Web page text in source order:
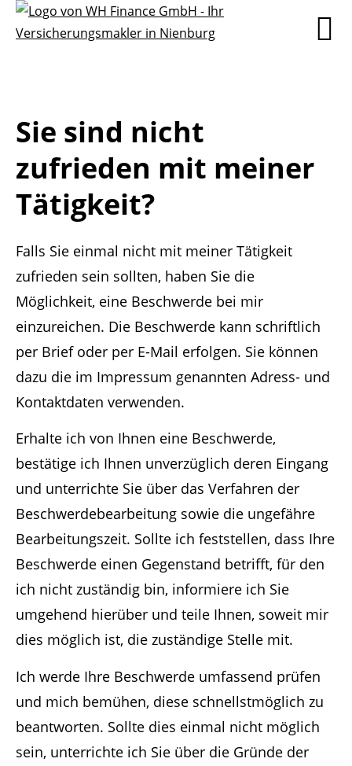
Sie sind nicht
zufrieden mit meiner
Tätigkeit?
Falls Sie einmal nicht mit meiner Tätigkeit
zufrieden sein sollten, haben Sie die
Möglichkeit, eine Beschwerde bei mir
einzureichen. Die Beschwerde kann schriftlich
per Brief oder per E-Mail erfolgen. Sie können
dazu die im Impressum genannten Adress- und
Kontaktdaten verwenden.
Erhalte ich von Ihnen eine Beschwerde,
bestätige ich Ihnen unverzüglich deren Eingang
und unterrichte Sie über das Verfahren der
Beschwerdebearbeitung sowie die ungefähre
Bearbeitungszeit. Sollte ich feststellen, dass Ihre
Beschwerde einen Gegenstand betrifft, für den
ich nicht zuständig bin, informiere ich Sie
umgehend hierüber und teile Ihnen, soweit mir
dies möglich ist, die zuständige Stelle mit.
Ich werde Ihre Beschwerde umfassend prüfen
und mich bemühen, diese schnellstmöglich zu
beantworten. Sollte dies einmal nicht möglich
sein, unterrichte ich Sie über die Gründe der